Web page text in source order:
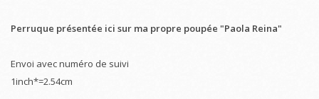
Perruque présentée ici sur ma propre poupée "Paola Reina"
Envoi avec numéro de suivi
1inch*=2.54cm